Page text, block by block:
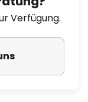
Verfügung.